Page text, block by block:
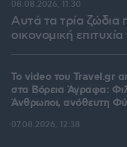
Αυτά τα τρία ζώδια
οικονομική
08.08.2026, 11:30
To video του Travel.gr
στα Βόρεια Άγραφα:
Άνθρωποι, ανόθευτη
07.08.2026, 12:38